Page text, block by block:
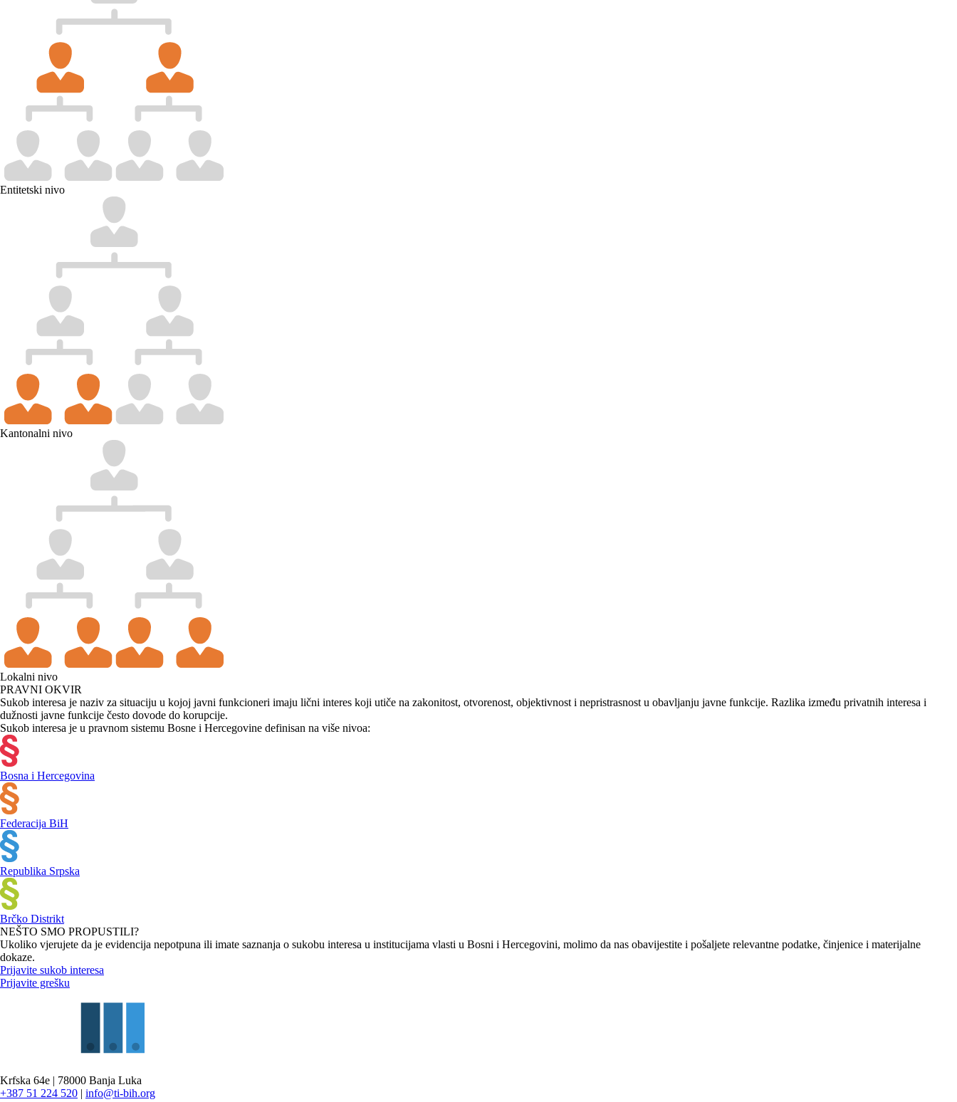
Entitetski nivo
Kantonalni nivo
Lokalni nivo
PRAVNI OKVIR
Sukob interesa je naziv za situaciju u kojoj javni funkcioneri imaju lični interes koji utiče na zakonitost, otvorenost, objektivnost i nepristrasnost u obavljanju javne funkcije. Razlika između privatnih interesa i
dužnosti javne funkcije često dovode do korupcije.
Sukob interesa je u pravnom sistemu Bosne i Hercegovine definisan na više nivoa:
Bosna i Hercegovina
Federacija BiH
Republika Srpska
Brčko Distrikt
NEŠTO SMO PROPUSTILI?
Ukoliko vjerujete da je evidencija nepotpuna ili imate saznanja o sukobu interesa u institucijama vlasti u Bosni i Hercegovini, molimo da nas obavijestite i pošaljete relevantne podatke, činjenice i materijalne
dokaze.
Prijavite sukob interesa
Prijavite grešku
Krfska 64e | 78000 Banja Luka
+387 51 224 520 | info@ti-bih.org